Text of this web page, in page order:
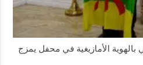
بالهوية الأمازيغية في محفل يمزج